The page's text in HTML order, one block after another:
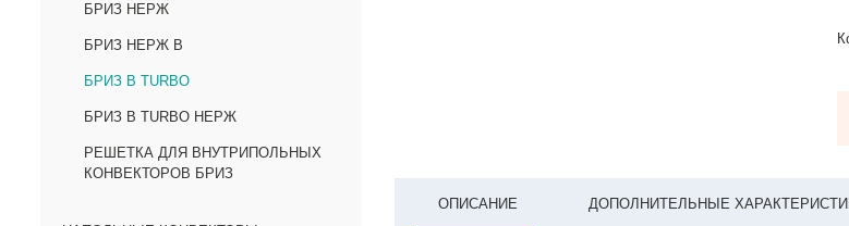
БРИЗ НЕРЖ
БРИЗ НЕРЖ В
БРИЗ В TURBO
БРИЗ В TURBO НЕРЖ
РЕШЕТКА ДЛЯ ВНУТРИПОЛЬНЫХ
КОНВЕКТОРОВ БРИЗ
ОПИСАНИЕ ДОПОЛНИТЕЛЬНЫЕ